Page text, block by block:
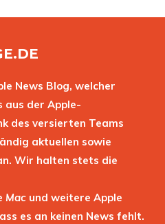
News Blog, welcher
aus der Apple-
des versierten Teams
aktuellen sowie
Wir halten stets die
Mac und weitere Apple
es an keinen News fehlt.